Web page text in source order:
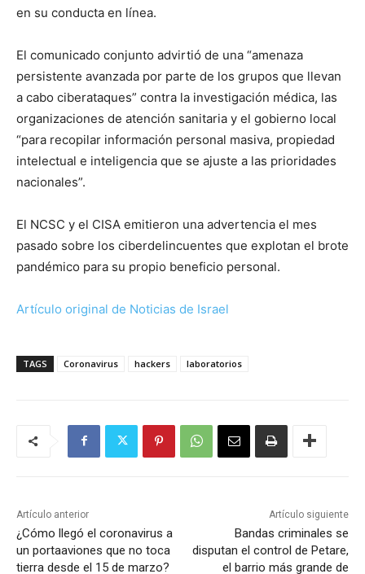
en su conducta en línea.
El comunicado conjunto advirtió de una “amenaza
persistente avanzada por parte de los grupos que llevan
a cabo ciberataques” contra la investigación médica, las
organizaciones de atención sanitaria y el gobierno local
“para recopilar información personal masiva, propiedad
intelectual e inteligencia que se ajuste a las prioridades
nacionales”.
El NCSC y el CISA emitieron una advertencia el mes
pasado sobre los ciberdelincuentes que explotan el brote
pandémico para su propio beneficio personal.
Artículo original de Noticias de Israel
TAGS Coronavirus hackers laboratorios
Artículo anterior
¿Cómo llegó el coronavirus a
un portaaviones que no toca
tierra desde el 15 de marzo?
Artículo siguiente
Bandas criminales se
disputan el control de Petare,
el barrio más grande de